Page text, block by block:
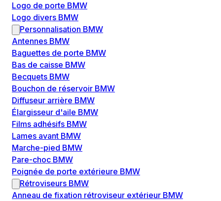
Logo de porte BMW
Logo divers BMW
Personnalisation BMW
Antennes BMW
Baguettes de porte BMW
Bas de caisse BMW
Becquets BMW
Bouchon de réservoir BMW
Diffuseur arrière BMW
Élargisseur d'aile BMW
Films adhésifs BMW
Lames avant BMW
Marche-pied BMW
Pare-choc BMW
Poignée de porte extérieure BMW
Rétroviseurs BMW
Anneau de fixation rétroviseur extérieur BMW